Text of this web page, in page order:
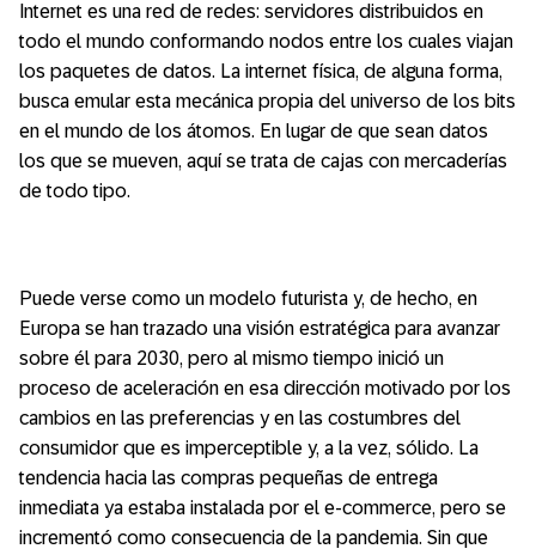
Internet es una red de redes: servidores distribuidos en
todo el mundo conformando nodos entre los cuales viajan
los paquetes de datos. La internet física, de alguna forma,
busca emular esta mecánica propia del universo de los bits
en el mundo de los átomos. En lugar de que sean datos
los que se mueven, aquí se trata de cajas con mercaderías
de todo tipo.
Puede verse como un modelo futurista y, de hecho, en
Europa se han trazado una visión estratégica para avanzar
sobre él para 2030, pero al mismo tiempo inició un
proceso de aceleración en esa dirección motivado por los
cambios en las preferencias y en las costumbres del
consumidor que es imperceptible y, a la vez, sólido. La
tendencia hacia las compras pequeñas de entrega
inmediata ya estaba instalada por el e-commerce, pero se
incrementó como consecuencia de la pandemia. Sin que